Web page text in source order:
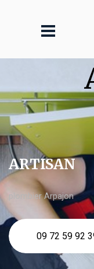
ARTISAN
plombier Arpajon
09 72 59 92